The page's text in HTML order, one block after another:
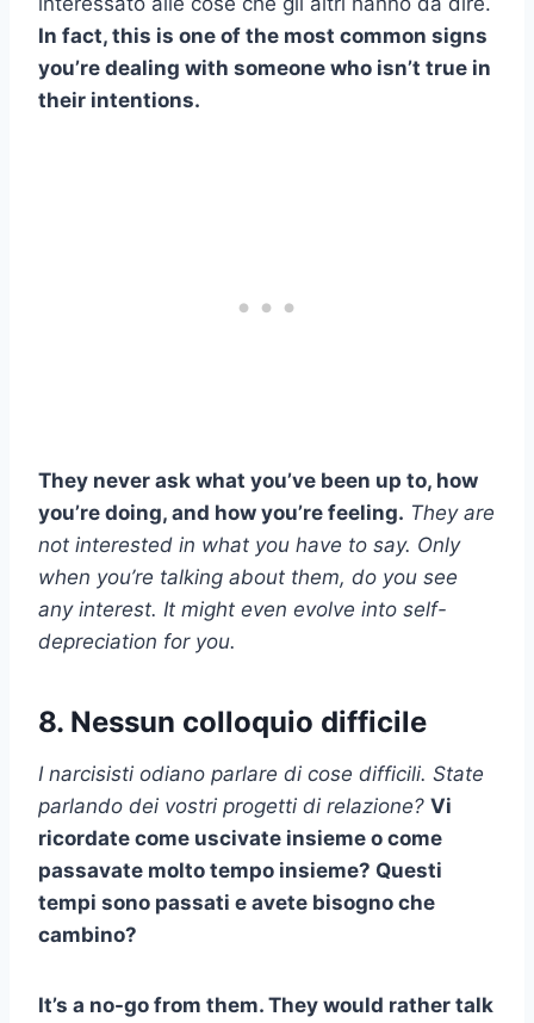
In fact, this is one of the most common signs
you’re dealing with someone who isn’t true in
their intentions.
They never ask what you’ve been up to, how
you’re doing, and how you’re feeling. They are
not interested in what you have to say. Only
when you’re talking about them, do you see
any interest. It might even evolve into self-
depreciation for you.
8. Nessun colloquio difficile
I narcisisti odiano parlare di cose difficili. State
parlando dei vostri progetti di relazione? Vi
ricordate come uscivate insieme o come
passavate molto tempo insieme? Questi
tempi sono passati e avete bisogno che
cambino?
It’s a no-go from them. They would rather talk